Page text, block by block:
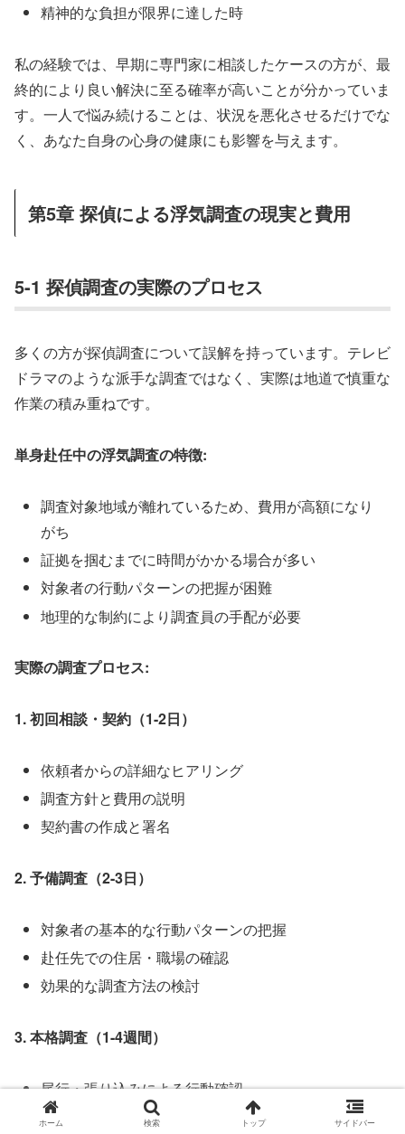
精神的な負担が限界に達した時
私の経験では、早期に専門家に相談したケースの方が、最
終的により良い解決に至る確率が高いことが分かっていま
す。一人で悩み続けることは、状況を悪化させるだけでな
く、あなた自身の心身の健康にも影響を与えます。
第5章 探偵による浮気調査の現実と費用
5-1 探偵調査の実際のプロセス
多くの方が探偵調査について誤解を持っています。テレビ
ドラマのような派手な調査ではなく、実際は地道で慎重な
作業の積み重ねです。
単身赴任中の浮気調査の特徴:
調査対象地域が離れているため、費用が高額になり
がち
証拠を掴むまでに時間がかかる場合が多い
対象者の行動パターンの把握が困難
地理的な制約により調査員の手配が必要
実際の調査プロセス:
1. 初回相談・契約（1-2日）
依頼者からの詳細なヒアリング
調査方針と費用の説明
契約書の作成と署名
2. 予備調査（2-3日）
対象者の基本的な行動パターンの把握
赴任先での住居・職場の確認
効果的な調査方法の検討
3. 本格調査（1-4週間）
尾行・張り込みによる行動確認
浮気相手との接触の証拠収集
ホーム 検索 トップ サイドバー